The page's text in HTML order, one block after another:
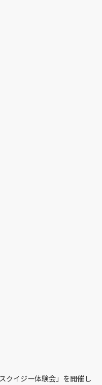
クイジー体験会」を開催し